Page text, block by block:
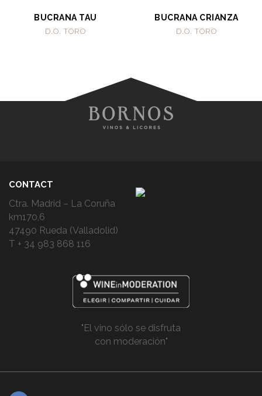
BUCRANA TAU
D.O. TORO
BUCRANA CRIANZA
D.O. TORO
CONTACT
Ctra. Madrid – La Coruña
km170,6
47490 Rueda (Valladolid)
T + 34 983 868 116
"El vino sólo se disfruta
con moderación"